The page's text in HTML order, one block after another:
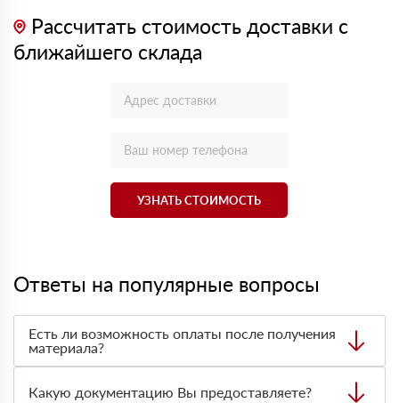
Рассчитать стоимость доставки с
ближайшего склада
УЗНАТЬ СТОИМОСТЬ
Ответы на популярные вопросы
Есть ли возможность оплаты после получения
материала?
оплата по факту получения товара. При этом, если
Какую документацию Вы предоставляете?